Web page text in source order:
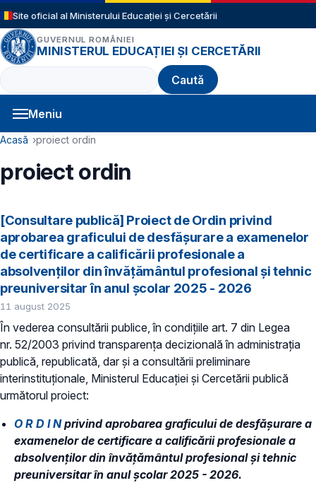
Sari la conținutul principal
Site oficial al Ministerului Educației și Cercetării
GUVERNUL ROMÂNIEI
MINISTERUL EDUCAȚIEI ȘI CERCETĂRII
Caută
Meniu
Navigație principală
Cale de navigare
Acasă proiect ordin
proiect ordin
[Consultare publică] Proiect de Ordin privind
aprobarea graficului de desfăşurare a examenelor
de certificare a calificării profesionale a
absolvenţilor din învăţământul profesional şi tehnic
preuniversitar în anul şcolar 2025 - 2026
11 august 2025
În vederea consultării publice, în condiţiile art. 7 din Legea
nr. 52/2003 privind transparenţa decizională în administraţia
publică, republicată, dar și a consultării preliminare
interinstituționale, Ministerul Educaţiei și Cercetării publică
următorul proiect:
O R D I Nprivind aprobarea graficului de desfăşurare a
examenelor de certificare a calificării profesionale a
absolvenţilor din învăţământul profesional şi tehnic
preuniversitar în anul şcolar 2025 - 2026.